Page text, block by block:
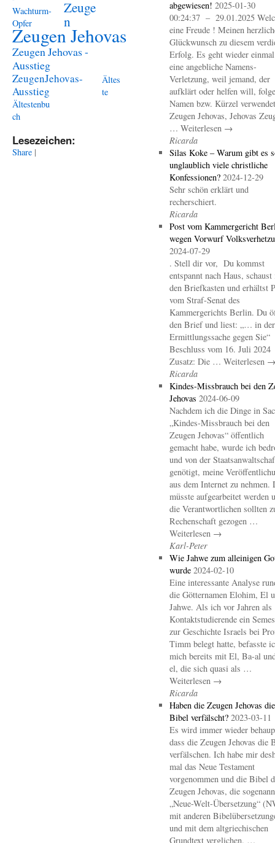
Wachturm-
Opfer
Zeuge
n
Zeugen Jehovas
Zeugen Jehovas -
Ausstieg
ZeugenJehovas-
Ausstieg
Ältes
te
Ältestenbu
ch
Lesezeichen:
Share |
abgewiesen! 2025-01-30
00:24:37 – 29.01.2025
eine Freude ! Meinen
Glückwunsch zu diesem
Erfolg. Es geht wieder
eine angebliche Namens-
Verletzung, weil jemand, der
aufklärt oder helfen will,
Namen bzw. Kürzel
Zeugen Jehovas, Jehovas
… Weiterlesen →
Ricarda
Silas Koke – Warum gibt es
unglaublich viele christliche
Konfessionen? 2024-12-29
Sehr schön erklärt und
recherschiert.
Ricarda
Post vom Kammergericht
wegen Vorwurf
2024-07-29
. Stell dir vor, Du kommst
entspannt nach Haus, schaust
den Briefkasten und erhältst
vom Straf-Senat des
Kammergerichts Berlin. Du
den Brief und liest: „… in der
Ermittlungssache gegen Sie“
Beschluss vom 16. Juli 2024
Zusatz: Die … Weiterlesen →
Ricarda
Kindes-Missbrauch bei den
Jehovas 2024-06-09
Nachdem ich die Dinge in
„Kindes-Missbrauch bei den
Zeugen Jehovas“ öffentlich
gemacht habe, wurde ich
und von der
genötigt, meine
aus dem Internet zu nehmen.
müsste aufgearbeitet werden
die Verantwortlichen sollten
Rechenschaft gezogen …
Weiterlesen →
Karl-Peter
Wie Jahwe zum alleinigen
wurde 2024-02-10
Eine interessante Analyse
die Götternamen Elohim, El
Jahwe. Als ich vor Jahren als
Kontaktstudierende ein
zur Geschichte Israels bei
Timm belegt hatte, befasste
mich bereits mit El, Ba-al
el, die sich quasi als …
Weiterlesen →
Ricarda
Haben die Zeugen Jehovas die
Bibel verfälscht? 2023-03-11
Es wird immer wieder
dass die Zeugen Jehovas die
verfälschen. Ich habe mir
mal das Neue Testament
vorgenommen und die Bibel
Zeugen Jehovas, die
„Neue-Welt-Übersetzung“
mit anderen
und mit dem altgriechischen
Grundtext verglichen. …